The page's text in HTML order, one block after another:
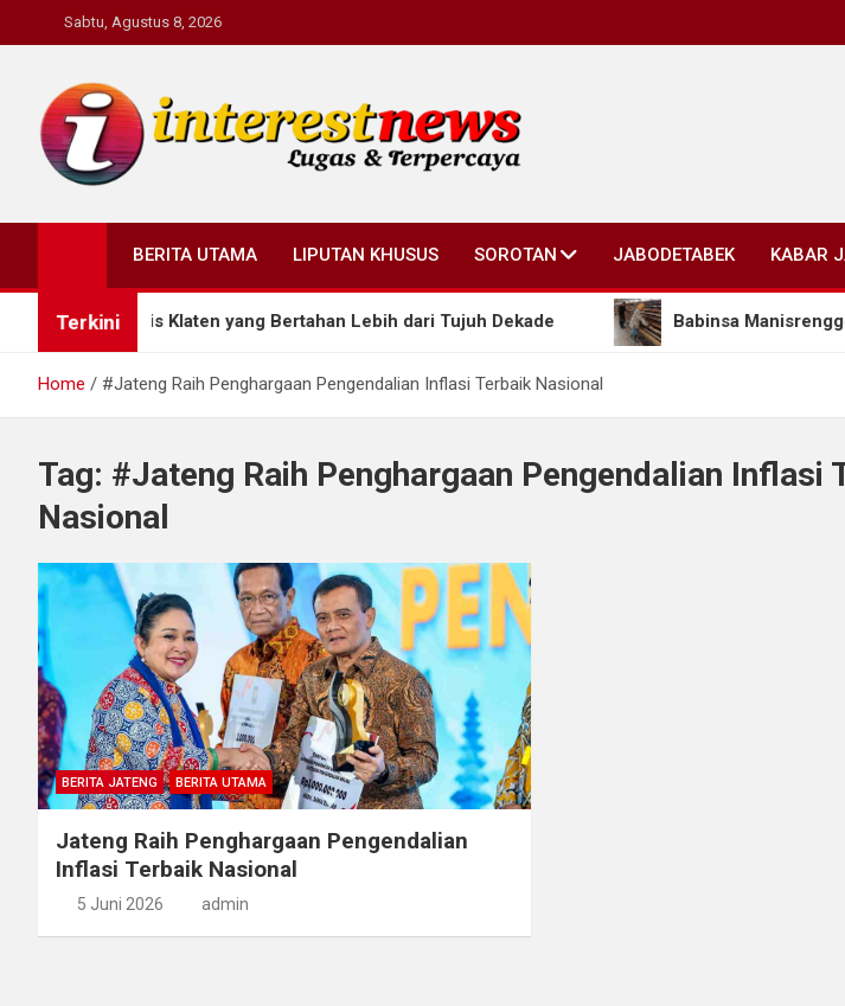
to
Sabtu, Agustus 8, 2026
Interestnews.or.id
BERITA UTAMA LIPUTAN KHUSUS SOROTAN JABODETABEK KABAR
TerkiniKlaten yang Bertahan Lebih dari Tujuh Dekade Babinsa Manisrenggo
Home #Jateng Raih Penghargaan Pengendalian Inflasi Terbaik Nasional
Tag: #Jateng Raih Penghargaan Pengendalian Inflasi
Nasional
BERITA JATENG BERITA UTAMA
Jateng Raih Penghargaan Pengendalian
Inflasi Terbaik Nasional
5 Juni 2026 admin